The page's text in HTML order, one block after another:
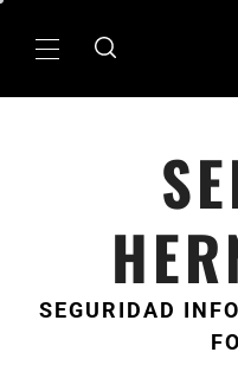
MenÃº
SEGURIDAD